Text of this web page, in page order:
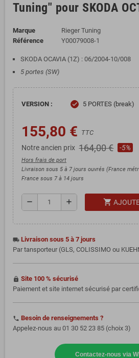
Tuning" pour SKODA
Marque
Rieger Tuning
Référence
Y00079008-1
SKODA OCAVIA (1Z) : 06/2004-10/008
5 portes (SW)
VERSION : check 5 PORTES (break)
155,80 € TTC
Notre ancien prix 164,00 € -5%
Hors frais de port
Livraison sous 5 à 7 jours ouvrés (France
France sous 7 à 14 jours
remove add shopping_cart
local_shipping Livraison sous 5 à 7 jours
Par tansporteur (GLS, COLISSIMO ou
https Site 100 % sécurisé
Paiement et site internet sécurisé par
phone Besoin de renseignements ?
Appelez-nous au 01 30 52 23 85 (choix 3)
Contactez-nous via